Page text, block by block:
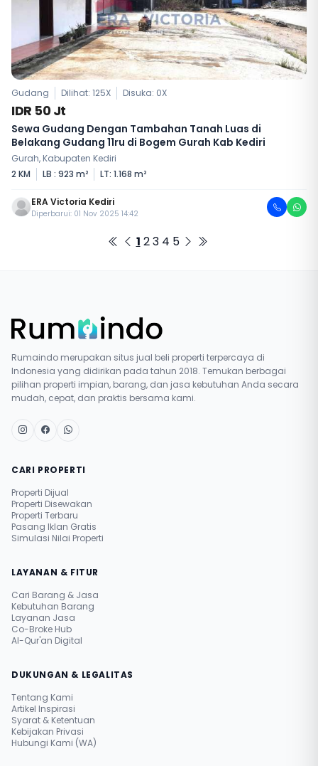
Gudang Dilihat: 125X Disuka: 0X
IDR 50 Jt
Sewa Gudang Dengan Tambahan Tanah Luas di
Belakang Gudang 11ru di Bogem Gurah Kab Kediri
Gurah, Kabupaten Kediri
2 KM
LB : 923 m² LT: 1.168 m²
ERA Victoria Kediri
Diperbarui: 01 Nov 2025 14:42
1 23 4 5
Rumaindo merupakan situs jual beli properti terpercaya di
Indonesia yang didirikan pada tahun 2018. Temukan berbagai
pilihan properti impian, barang, dan jasa kebutuhan Anda secara
mudah, cepat, dan praktis bersama kami.
CARI PROPERTI
Properti Dijual
Properti Disewakan
Properti Terbaru
Pasang Iklan Gratis
Simulasi Nilai Properti
LAYANAN & FITUR
Cari Barang & Jasa
Kebutuhan Barang
Layanan Jasa
Co-Broke Hub
Al-Qur'an Digital
DUKUNGAN & LEGALITAS
Tentang Kami
Artikel Inspirasi
Syarat & Ketentuan
Kebijakan Privasi
Hubungi Kami (WA)